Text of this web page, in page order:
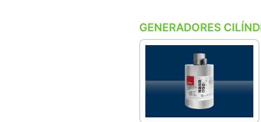
GENERADORES